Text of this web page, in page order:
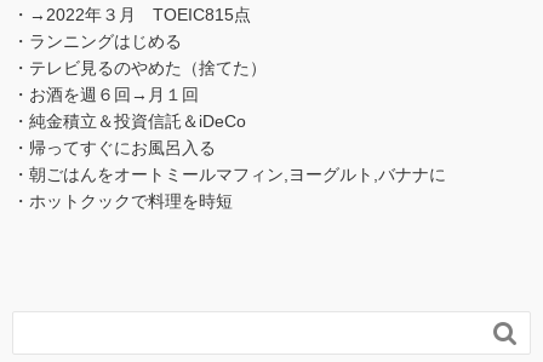
・→2022年３月 TOEIC815点
・ランニングはじめる
・テレビ見るのやめた（捨てた）
・お酒を週６回→月１回
・純金積立＆投資信託＆iDeCo
・帰ってすぐにお風呂入る
・朝ごはんをオートミールマフィン,ヨーグルト,バナナに
・ホットクックで料理を時短
